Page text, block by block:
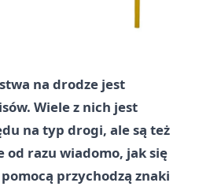
na drodze jest
Wiele z nich jest
na typ drogi, ale są też
od razu wiadomo, jak się
przychodzą znaki